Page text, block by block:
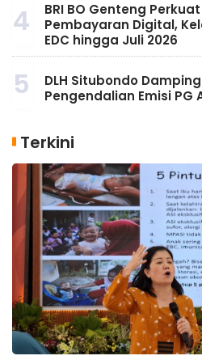
4
BRI BO Genteng
Pembayaran Digital,
EDC hingga Juli 2026
5
DLH Situbondo
Pengendalian Emisi PG
Terkini